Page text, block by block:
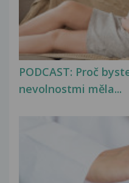
PODCAST: Proč
nevolnostmi měla...